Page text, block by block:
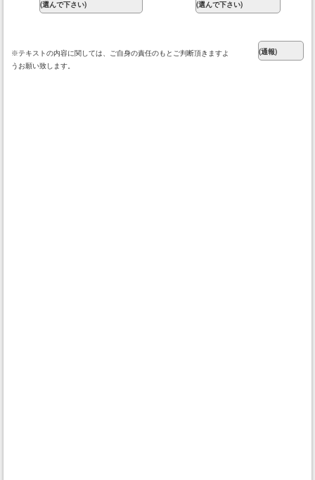
※テキストの内容に関しては、ご自身の責任のもとご判断頂きますよ
うお願い致します。